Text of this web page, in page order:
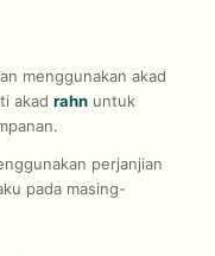
menggunakan akad
akad rahnuntuk
perjanjian
pada masing-